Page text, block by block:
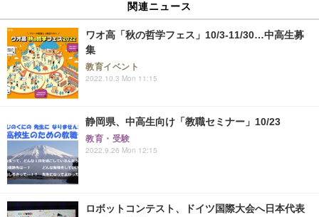
関連ニュース
ワオ高「秋の哲学フェス」10/3-11/30…中高生募
集
教育イベント
2022.10.3 Mon 11:15
静岡県、中高生向け「教職セミナー」10/23
教育・受験
2022.9.26 Mon 12:15
ロボットコンテスト、ドイツ国際大会へ日本代表